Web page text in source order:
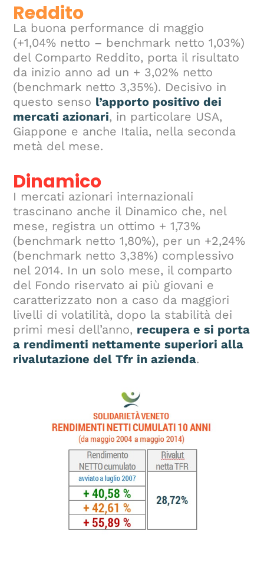
Reddito
La buona performance di maggio
(+1,04% netto – benchmark netto 1,03%)
del Comparto Reddito, porta il risultato
da inizio anno ad un + 3,02% netto
(benchmark netto 3,35%). Decisivo in
questo senso l’apporto positivo dei
mercati azionari, in particolare USA,
Giappone e anche Italia, nella seconda
metà del mese.
Dinamico
I mercati azionari internazionali
trascinano anche il Dinamico che, nel
mese, registra un ottimo + 1,73%
(benchmark netto 1,80%), per un +2,24%
(benchmark netto 3,38%) complessivo
nel 2014. In un solo mese, il comparto
del Fondo riservato ai più giovani e
caratterizzato non a caso da maggiori
livelli di volatilità, dopo la stabilità dei
primi mesi dell’anno, recupera e si porta
a rendimenti nettamente superiori alla
rivalutazione del Tfr in azienda.